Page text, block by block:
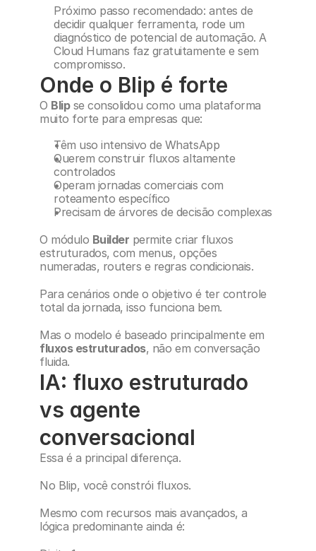
Próximo passo recomendado: antes de
decidir qualquer ferramenta, rode um
diagnóstico de potencial de automação. A
Cloud Humans faz gratuitamente e sem
compromisso.
Onde o Blip é forte
O Blip se consolidou como uma plataforma
muito forte para empresas que:
Têm uso intensivo de WhatsApp
Querem construir fluxos altamente
controlados
Operam jornadas comerciais com
roteamento específico
Precisam de árvores de decisão complexas
O módulo Builder permite criar fluxos
estruturados, com menus, opções
numeradas, routers e regras condicionais.
Para cenários onde o objetivo é ter controle
total da jornada, isso funciona bem.
fluxos estruturados, não em conversação
fluida.
IA: fluxo estruturado
vs agente
conversacional
Essa é a principal diferença.
No Blip, você constrói fluxos.
Mesmo com recursos mais avançados, a
lógica predominante ainda é: